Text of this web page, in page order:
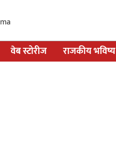
वेब स्टोरीज राजकीय भविष्य